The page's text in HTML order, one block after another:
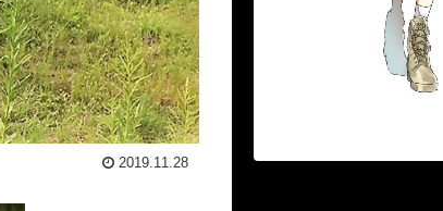
2019.11.28